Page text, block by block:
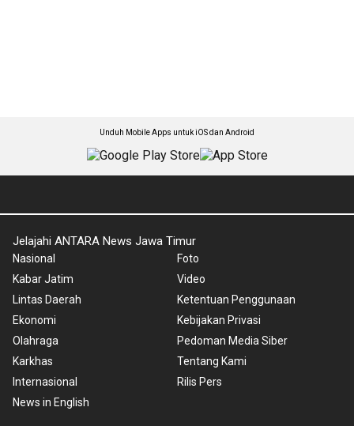
Unduh Mobile Apps untuk iOS dan Android
Jelajahi ANTARA News Jawa Timur
Nasional
Kabar Jatim
Lintas Daerah
Ekonomi
Olahraga
Karkhas
Internasional
News in English
Foto
Video
Ketentuan Penggunaan
Kebijakan Privasi
Pedoman Media Siber
Tentang Kami
Rilis Pers